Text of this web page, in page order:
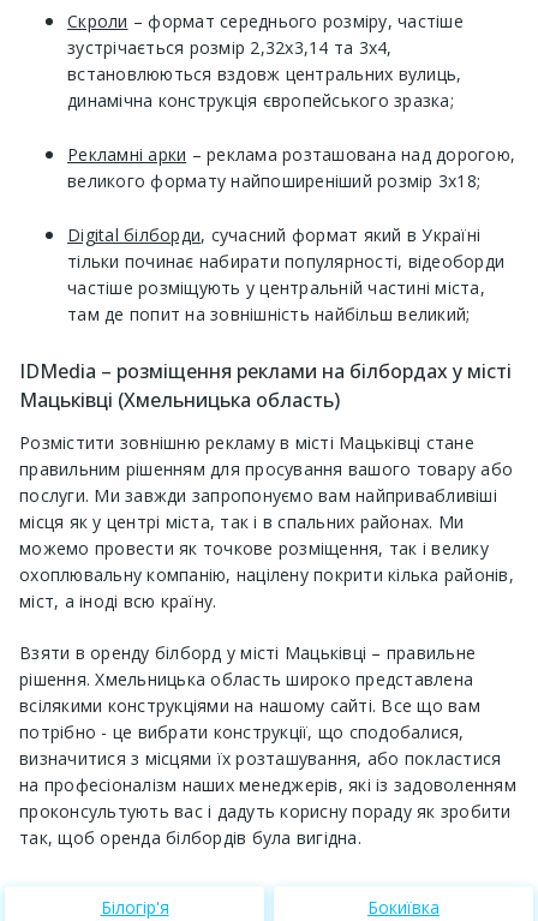
Скроли – формат середнього розміру, частіше
зустрічається розмір 2,32х3,14 та 3х4,
встановлюються вздовж центральних вулиць,
динамічна конструкція європейського зразка;
Рекламні арки – реклама розташована над дорогою,
великого формату найпоширеніший розмір 3х18;
Digital білборди, сучасний формат який в Україні
тільки починає набирати популярності, відеоборди
частіше розміщують у центральній частині міста,
там де попит на зовнішність найбільш великий;
IDMedia – розміщення реклами на білбордах у місті
Мацьківці (Хмельницька область)
Розмістити зовнішню рекламу в місті Мацьківці стане
правильним рішенням для просування вашого товару або
послуги. Ми завжди запропонуємо вам найпривабливіші
місця як у центрі міста, так і в спальних районах. Ми
можемо провести як точкове розміщення, так і велику
охоплювальну компанію, націлену покрити кілька районів,
міст, а іноді всю країну.
Взяти в оренду білборд у місті Мацьківці – правильне
рішення. Хмельницька область широко представлена ​​
всілякими конструкціями на нашому сайті. Все що вам
потрібно - це вибрати конструкції, що сподобалися,
визначитися з місцями їх розташування, або покластися
на професіоналізм наших менеджерів, які із задоволенням
проконсультують вас і дадуть корисну пораду як зробити
так, щоб оренда білбордів була вигідна.
Білогір'я Бокиївка